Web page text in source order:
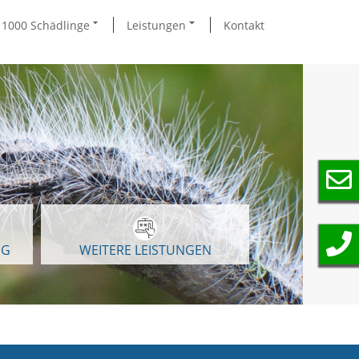
1000 Schädlinge Leistungen Kontakt
WEITERE LEISTUNGEN